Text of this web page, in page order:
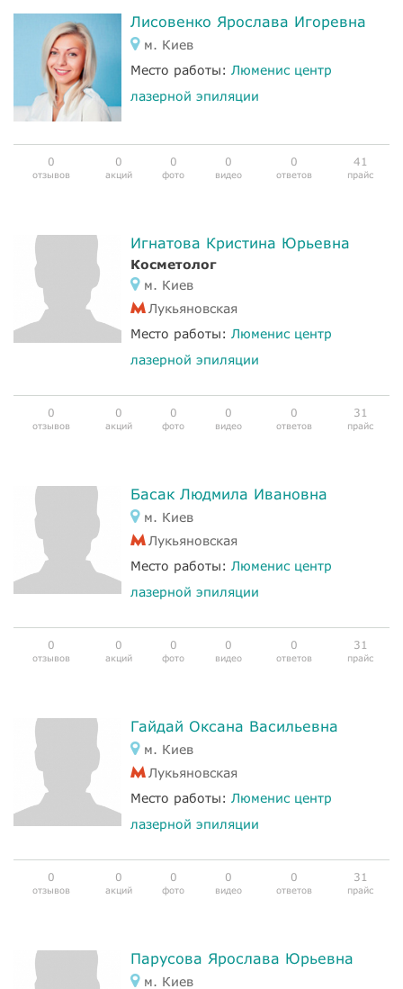
Лисовенко Ярослава Игоревна
м. Киев
Место работы: Люменис центр
лазерной эпиляции
0
отзывов
0
акций
0
фото
0
видео
0
ответов
41
прайс
Игнатова Кристина Юрьевна
Косметолог
м. Киев
Лукьяновская
Место работы: Люменис центр
лазерной эпиляции
0
отзывов
0
акций
0
фото
0
видео
0
ответов
31
прайс
Басак Людмила Ивановна
м. Киев
Лукьяновская
Место работы: Люменис центр
лазерной эпиляции
0
отзывов
0
акций
0
фото
0
видео
0
ответов
31
прайс
Гайдай Оксана Васильевна
м. Киев
Лукьяновская
Место работы: Люменис центр
лазерной эпиляции
0
отзывов
0
акций
0
фото
0
видео
0
ответов
31
прайс
Парусова Ярослава Юрьевна
м. Киев